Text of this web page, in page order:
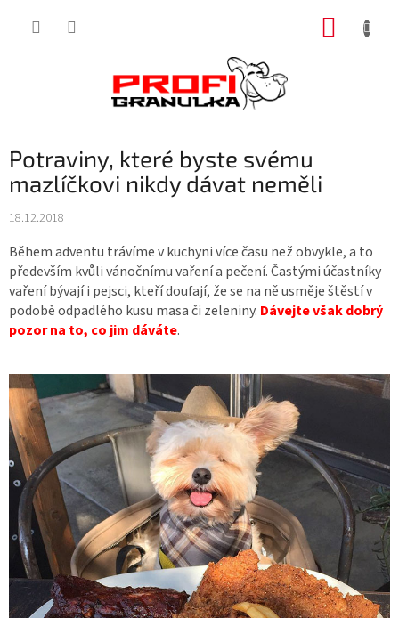
Potraviny, které byste svému
mazlíčkovi nikdy dávat neměli
18.12.2018
Během adventu trávíme v kuchyni více času než obvykle, a to
především kvůli vánočnímu vaření a pečení. Častými účastníky
vaření bývají i pejsci, kteří doufají, že se na ně usměje štěstí v
podobě odpadlého kusu masa či zeleniny. Dávejte však dobrý
pozor na to, co jim dáváte.